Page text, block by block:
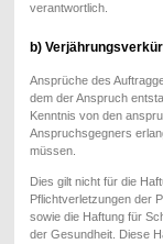
verantwortlich.
b)
Ansprüche des
dem der Anspruch
Kenntnis von den
Anspruchsgegners
müssen.
Dies gilt nicht für die
Pflichtverletzungen der
sowie die Haftung für
der Gesundheit. Diese